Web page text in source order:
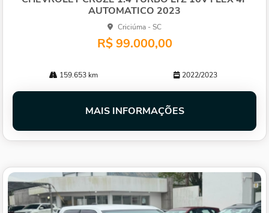
AUTOMATICO 2023
Criciúma - SC
R$ 99.000,00
159.653 km 2022/2023
MAIS INFORMAÇÕES